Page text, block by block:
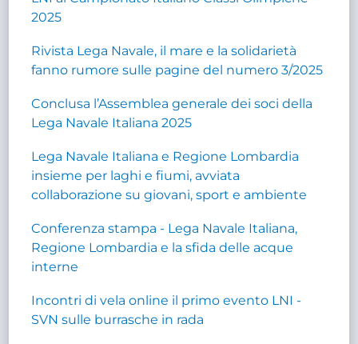
2025
Rivista Lega Navale, il mare e la solidarietà
fanno rumore sulle pagine del numero 3/2025
Conclusa l’Assemblea generale dei soci della
Lega Navale Italiana 2025
Lega Navale Italiana e Regione Lombardia
insieme per laghi e fiumi, avviata
collaborazione su giovani, sport e ambiente
Conferenza stampa - Lega Navale Italiana,
Regione Lombardia e la sfida delle acque
interne
Incontri di vela online il primo evento LNI -
SVN sulle burrasche in rada